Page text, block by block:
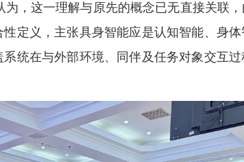
，这一理解与原先的概念已无直接关联
定义，主张具身智能应是认知智能、身
统在与外部环境、同伴及任务对象交互